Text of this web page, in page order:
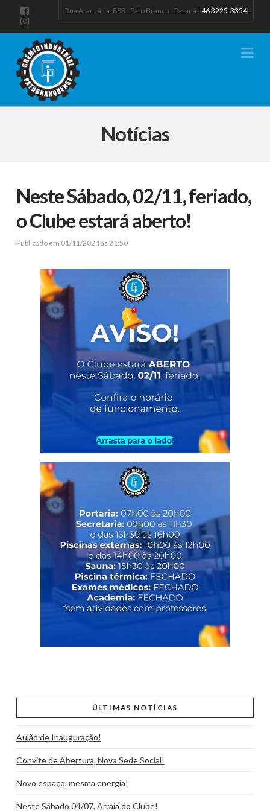
Rua Araucária, 883 - Pato Branco - Paraná | 46 3225-3354
Notícias
Neste Sábado, 02/11, feriado,
o Clube estará aberto!
Publicado em 01/11/2024 às 21:50
ÚLTIMAS NOTÍCIAS
Aulão de Inauguração!
Convite de Abertura, Nova Sede Social!
Novo espaço, mesma energia!
Neste Sábado 04/07, Arraiá do Clube!